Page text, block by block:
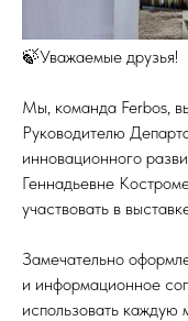
🍃Уважаемые друзья!
Мы, команда Ferbos,
Руководителю
инновационного
Геннадьевне
участвовать в
Замечательно
и информационное
использовать каждую